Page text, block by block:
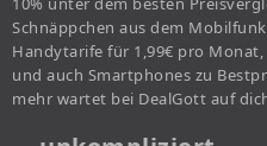
Schnäppchen aus dem
Handytarife für 1,99€ pro
und auch Smartphones zu
mehr wartet bei DealGott auf